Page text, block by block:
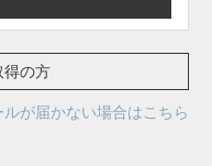
得の方
が届かない場合はこちら